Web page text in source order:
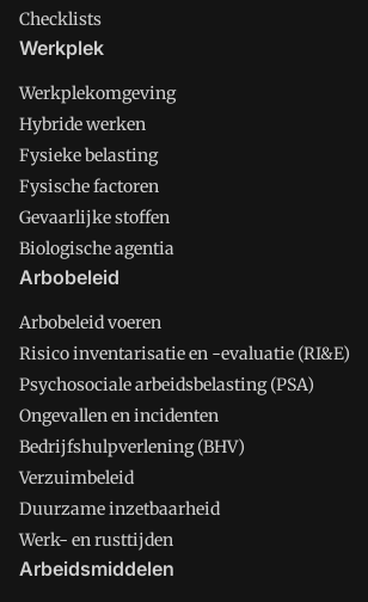
Checklists
Werkplek
Werkplekomgeving
Hybride werken
Fysieke belasting
Fysische factoren
Gevaarlijke stoffen
Biologische agentia
Arbobeleid
Arbobeleid voeren
Risico inventarisatie en -evaluatie (RI&E)
Psychosociale arbeidsbelasting (PSA)
Ongevallen en incidenten
Bedrijfshulpverlening (BHV)
Verzuimbeleid
Duurzame inzetbaarheid
Werk- en rusttijden
Arbeidsmiddelen